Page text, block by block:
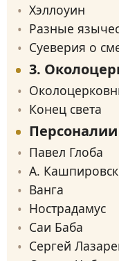
Хэллоуин
Разные
Суеверия о
3.
Конец света
Персоналии
Павел Глоба
А.
Ванга
Нострадамус
Саи Баба
Сергей